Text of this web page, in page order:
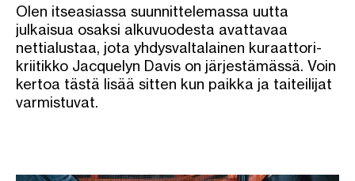
Olen itseasiassa suunnittelemassa uutta
julkaisua osaksi alkuvuodesta avattavaa
nettialustaa, jota yhdysvaltalainen kuraattori-
kriitikko Jacquelyn Davis on järjestämässä. Voin
kertoa tästä lisää sitten kun paikka ja taiteilijat
varmistuvat.